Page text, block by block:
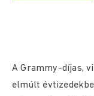
A Grammy-díjas,
elmúlt